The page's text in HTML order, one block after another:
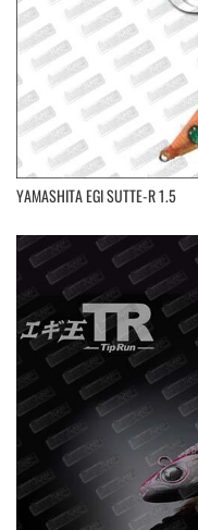
YAMASHITA EGI SUTTE-R 1.5